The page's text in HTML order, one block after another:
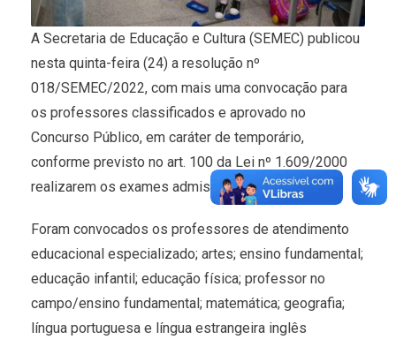
A Secretaria de Educação e Cultura (SEMEC) publicou
nesta quinta-feira (24) a resolução nº
018/SEMEC/2022, com mais uma convocação para
os professores classificados e aprovado no
Concurso Público, em caráter de temporário,
conforme previsto no art. 100 da Lei nº 1.609/2000
realizarem os exames admissionais.
Foram convocados os professores de atendimento
educacional especializado; artes; ensino fundamental;
educação infantil; educação física; professor no
campo/ensino fundamental; matemática; geografia;
língua portuguesa e língua estrangeira inglês